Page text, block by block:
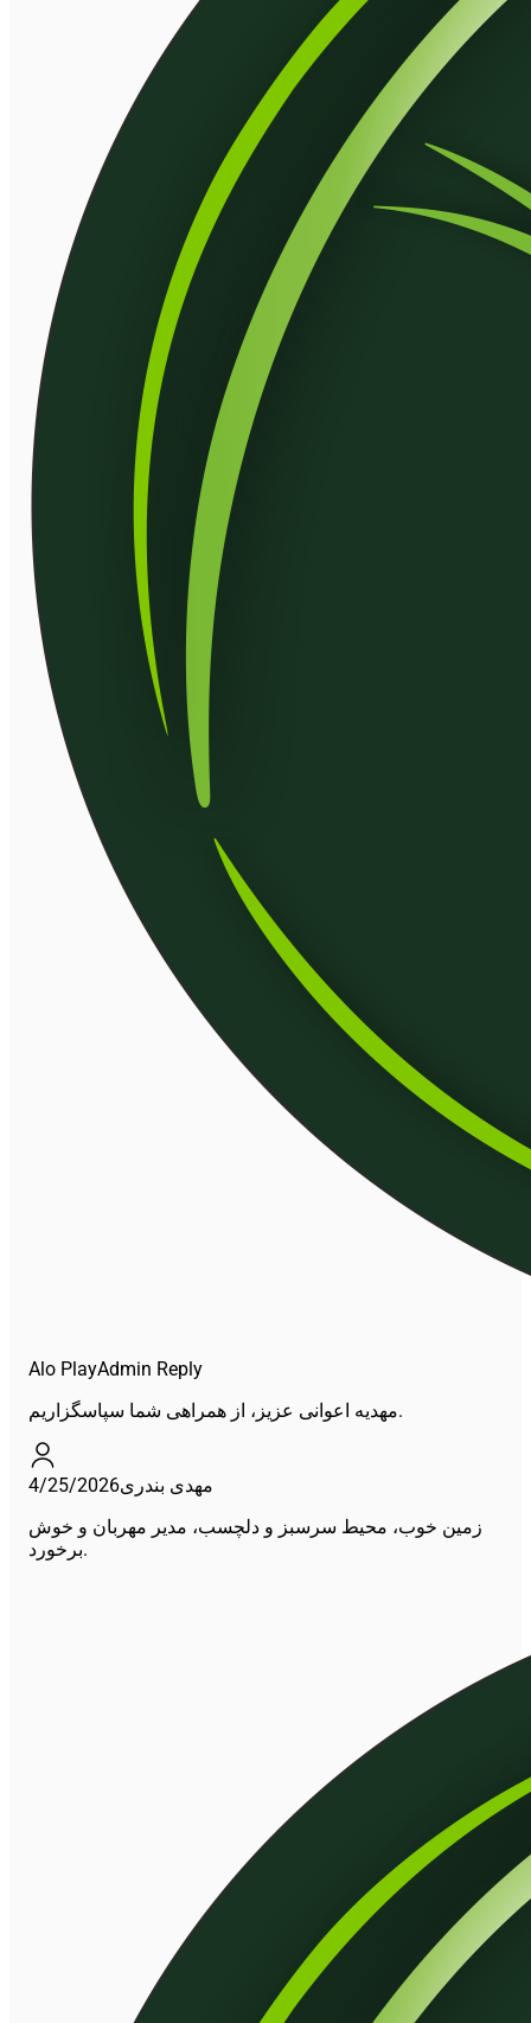
Alo PlayAdmin Reply
مهدیه اعوانی عزیز، از همراهی شما سپاسگزاریم.
مهدی بندری4/25/2026
زمین خوب، محیط سرسبز و دلچسب، مدیر مهربان و خوش
برخورد.